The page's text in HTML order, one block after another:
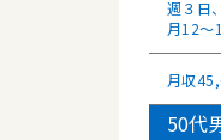
週３日
月12～
月収
50代